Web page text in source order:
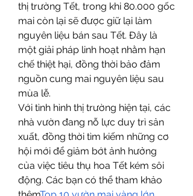
thị trường Tết, trong khi 80.000 gốc
mai còn lại sẽ được giữ lại làm
nguyên liệu bán sau Tết. Đây là
một giải pháp linh hoạt nhằm hạn
chế thiệt hại, đồng thời bảo đảm
nguồn cung mai nguyên liệu sau
mùa lễ.
Với tình hình thị trường hiện tại, các
nhà vườn đang nỗ lực duy trì sản
xuất, đồng thời tìm kiếm những cơ
hội mới để giảm bớt ảnh hưởng
của việc tiêu thụ hoa Tết kém sôi
động. Các bạn có thể tham khảo